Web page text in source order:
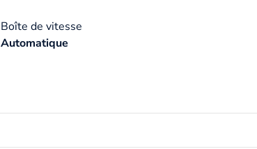
Boîte de vitesse
Automatique